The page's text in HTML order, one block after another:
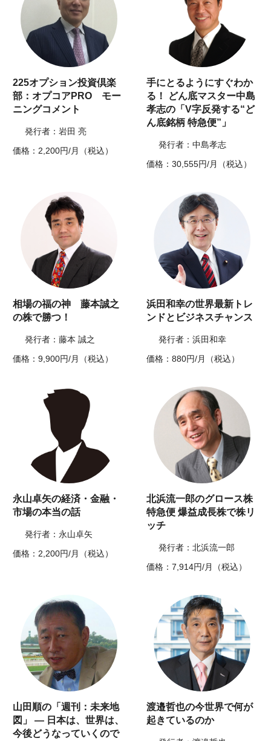
225オプション投資倶楽
部：オプコアPRO モー
ニングコメント
発行者：岩田 亮
価格：2,200円/月（税込）
手にとるようにすぐわか
る！ どん底マスター中島
孝志の「V字反発する“ど
ん底銘柄 特急便”」
発行者：中島孝志
価格：30,555円/月（税込）
相場の福の神 藤本誠之
の株で勝つ！
発行者：藤本 誠之
価格：9,900円/月（税込）
浜田和幸の世界最新トレ
ンドとビジネスチャンス
発行者：浜田和幸
価格：880円/月（税込）
永山卓矢の経済・金融・
市場の本当の話
発行者：永山卓矢
価格：2,200円/月（税込）
北浜流一郎のグロース株
特急便 爆益成長株で株リ
ッチ
発行者：北浜流一郎
価格：7,914円/月（税込）
山田順の「週刊：未来地
図」 ― 日本は、世界は、
今後どうなっていくので
渡邉哲也の今世界で何が
起きているのか